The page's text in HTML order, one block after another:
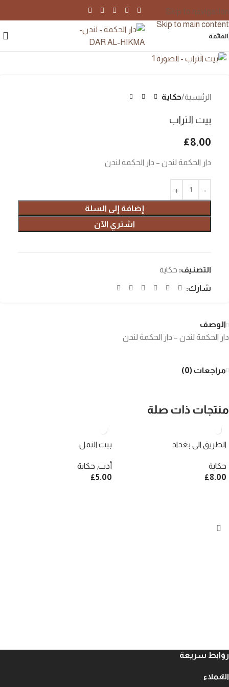
Skip to navigation
Skip to main content
القائمة
الرئيسية حكاية
بيت التراب
£8.00
دار الحكمة لندن – دار الحكمة لندن
إضافة إلى السلة
اشتري الآن
التصنيف: حكاية
شارك:
الوصف
دار الحكمة لندن – دار الحكمة لندن
مراجعات (0)
منتجات ذات صلة
الطريق الى بغداد
حكاية
£8.00
بيت النمل
أدب حكاية
£5.00
روابط سريعة
العملاء